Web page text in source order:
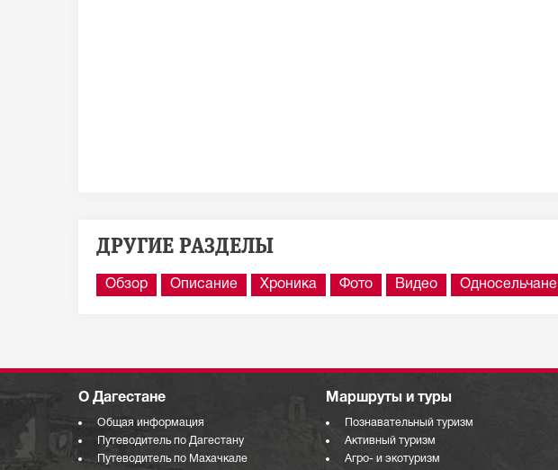
ДРУГИЕ РАЗДЕЛЫ
Обзор Описание Хроника Фото Видео Односельчане
О Дагестане
Общая информация
Путеводитель по Дагестану
Путеводитель по Махачкале
Маршруты и туры
Познавательный туризм
Активный туризм
Агро- и экотуризм